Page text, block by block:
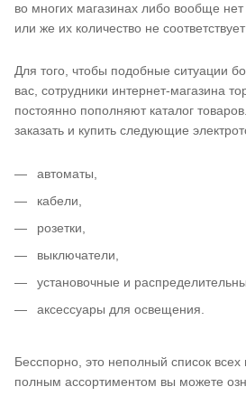
во многих магазинах либо вообще
или же их количество не
Для того, чтобы подобные ситуации
вас, сотрудники интернет-магазина
постоянно пополняют каталог
заказать и купить следующие
автоматы,
кабели,
розетки,
выключатели,
установочные и
аксессуары для освещения.
Бесспорно, это неполный список
полным ассортиментом вы можете